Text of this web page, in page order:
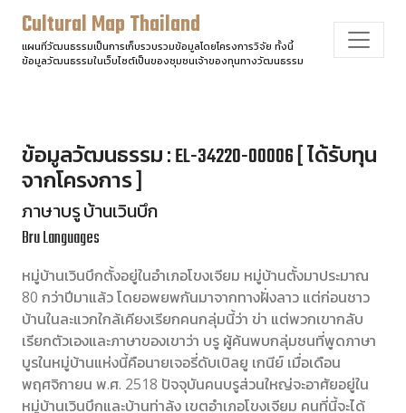
Cultural Map Thailand
แผนที่วัฒนธรรมเป็นการเก็บรวบรวมข้อมูลโดยโครงการวิจัย ทั้งนี้
ข้อมูลวัฒนธรรมในเว็บไซต์เป็นของชุมชนเจ้าของทุนทางวัฒนธรรม
ข้อมูลวัฒนธรรม : EL-34220-00006 [ ได้รับทุน
จากโครงการ ]
ภาษาบรู บ้านเวินบึก
Bru Languages
หมู่บ้านเวินบึกตั้งอยู่ในอำเภอโขงเจียม หมู่บ้านตั้งมาประมาณ
80 กว่าปีมาแล้ว โดยอพยพกันมาจากทางฝั่งลาว แต่ก่อนชาว
บ้านในละแวกใกล้เคียงเรียกคนกลุ่มนี้ว่า ข่า แต่พวกเขากลับ
เรียกตัวเองและภาษาของเขาว่า บรู ผู้ค้นพบกลุ่มชนที่พูดภาษา
บูรในหมู่บ้านแห่งนี้คือนายเจอรี่ดับเบิลยู เกนีย์ เมื่อเดือน
พฤศจิกายน พ.ศ. 2518 ปัจจุบันคนบรูส่วนใหญ่จะอาศัยอยู่ใน
หมู่บ้านเวินบึกและบ้านท่าล้ง เขตอำเภอโขงเจียม คนที่นี้จะได้